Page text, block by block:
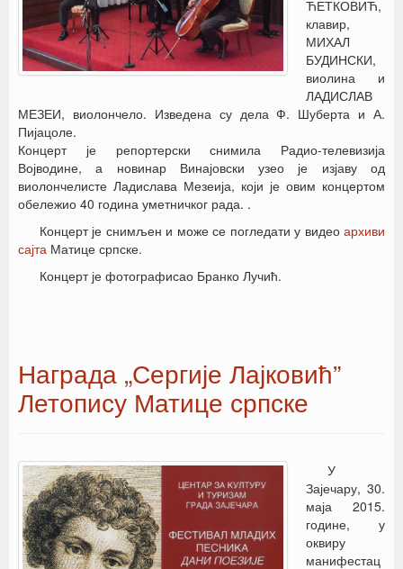
ЋЕТКОВИЋ,
клавир,
МИХАЛ
БУДИНСКИ,
виолина и
ЛАДИСЛАВ
МЕЗЕИ, виолончело. Изведена су дела Ф. Шуберта и А.
Пијацоле.
Концерт је репортерски снимила Радио-телевизија
Војводине, а новинар Винајовски узео је изјаву од
виолончелисте Ладислава Мезеија, који је овим концертом
обележио 40 година уметничког рада. .
Концерт је снимљен и може се погледати у видео архиви
сајта Матице српске.
Концерт је фотографисао Бранко Лучић.
Награда „Сергије Лајковић”
Летопису Матице српске
У
Зајечару, 30.
маја 2015.
године, у
оквиру
манифестац